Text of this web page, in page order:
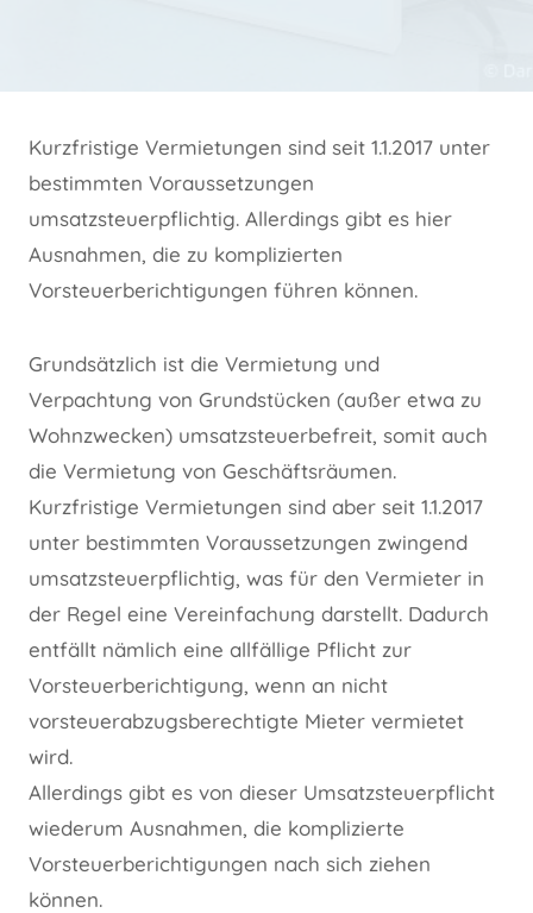
Kurzfristige Vermietungen sind seit 1.1.2017 unter
bestimmten Voraussetzungen
umsatzsteuerpflichtig. Allerdings gibt es hier
Ausnahmen, die zu komplizierten
Vorsteuerberichtigungen führen können.
Grundsätzlich ist die Vermietung und
Verpachtung von Grundstücken (außer etwa zu
Wohnzwecken) umsatzsteuerbefreit, somit auch
die Vermietung von Geschäftsräumen.
Kurzfristige Vermietungen sind aber seit 1.1.2017
unter bestimmten Voraussetzungen zwingend
umsatzsteuerpflichtig, was für den Vermieter in
der Regel eine Vereinfachung darstellt. Dadurch
entfällt nämlich eine allfällige Pflicht zur
Vorsteuerberichtigung, wenn an nicht
vorsteuerabzugsberechtigte Mieter vermietet
wird.
Allerdings gibt es von dieser Umsatzsteuerpflicht
wiederum Ausnahmen, die komplizierte
Vorsteuerberichtigungen nach sich ziehen
können.